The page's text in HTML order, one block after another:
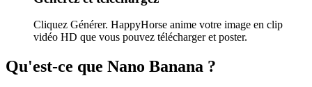
Cliquez Générer. HappyHorse anime votre image en clip
vidéo HD que vous pouvez télécharger et poster.
Qu'est-ce que Nano Banana ?